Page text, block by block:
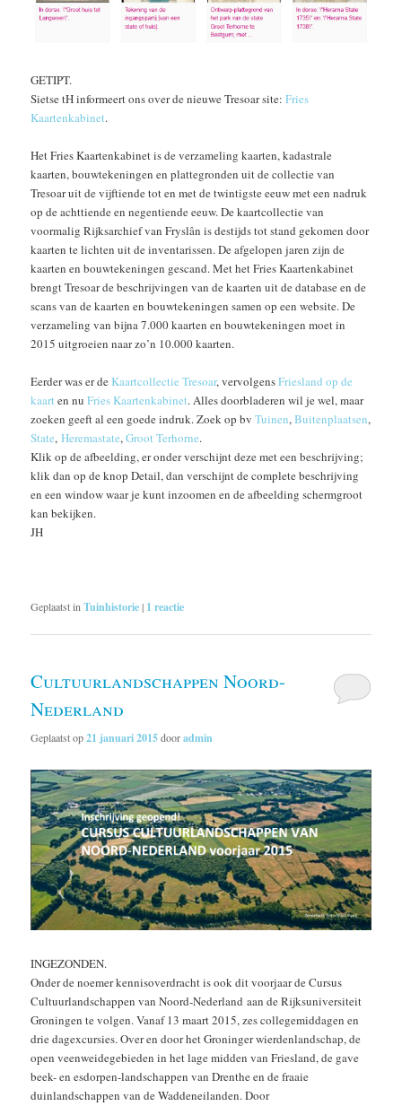
GETIPT.
Sietse tH informeert ons over de nieuwe Tresoar site:Fries
Kaartenkabinet.
Het Fries Kaartenkabinet is de verzameling kaarten, kadastrale
kaarten, bouwtekeningen en plattegronden uit de collectie van
Tresoar uit de vijftiende tot en met de twintigste eeuw met een nadruk
op de achttiende en negentiende eeuw. De kaartcollectie van
voormalig Rijksarchief van Fryslân is destijds tot stand gekomen door
kaarten te lichten uit de inventarissen. De afgelopen jaren zijn de
kaarten en bouwtekeningen gescand. Met het Fries Kaartenkabinet
brengt Tresoar de beschrijvingen van de kaarten uit de database en de
scans van de kaarten en bouwtekeningen samen op een website. De
verzameling van bijna 7.000 kaarten en bouwtekeningen moet in
2015 uitgroeien naar zo’n 10.000 kaarten.
Eerder was er de Kaartcollectie Tresoar, vervolgensFriesland op de
kaarten nuFries Kaartenkabinet. Alles doorbladeren wil je wel, maar
zoeken geeft al een goede indruk. Zoek op bvTuinen,Buitenplaatsen,
State,Heremastate,Groot Terhorne.
Klik op de afbeelding, er onder verschijnt deze met een beschrijving;
klik dan op de knop Detail, dan verschijnt de complete beschrijving
en een window waar je kunt inzoomen en de afbeelding schermgroot
kan bekijken.
JH
Geplaatst in Tuinhistorie| 1 reactie
Cultuurlandschappen Noord-
Nederland
Geplaatst op21 januari 2015dooradmin
INGEZONDEN.
Onder de noemer kennisoverdracht is ook dit voorjaar de Cursus
Cultuurlandschappen van Noord-Nederland aan de Rijksuniversiteit
Groningen te volgen. Vanaf 13 maart 2015, zes collegemiddagen en
drie dagexcursies. Over en door het Groninger wierdenlandschap, de
open veenweidegebieden in het lage midden van Friesland, de gave
beek- en esdorpen-landschappen van Drenthe en de fraaie
duinlandschappen van de Waddeneilanden. Door